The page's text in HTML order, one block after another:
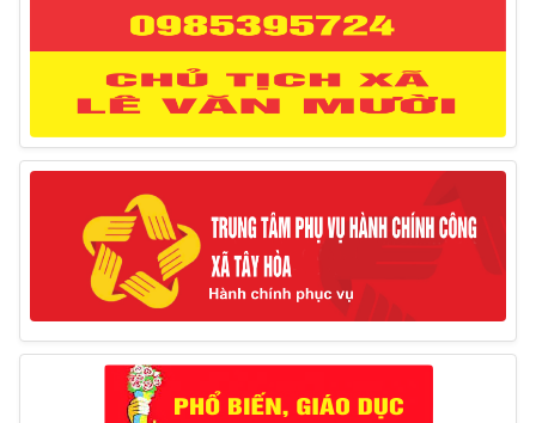
tháng 3/2025 của Chủ tịch UBND huyện
12/03/2025
Thông báo lịch công tác của Chủ tịch, các Phó Chủ
tịch UBND huyện và Phó Chủ tịch Hội đồng nhân dân
huyện (Từ ngày 10/3/2025 – 14/3/2025)
10/03/2025
Thông báo tổ chức thực hiện Cưỡng chế buộc thực
hiện biện pháp khắc phục hậu quả trong lĩnh vực đất đai
17/06/2025
Thông báo đăng ký tiếp công dân định kỳ đợt 01
tháng 6/2025 của Chủ tịch UBND huyện
26/05/2025